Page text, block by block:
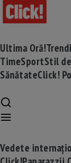
Ultima Oră!
TimeSportStil
SănătateClick!
Vedete